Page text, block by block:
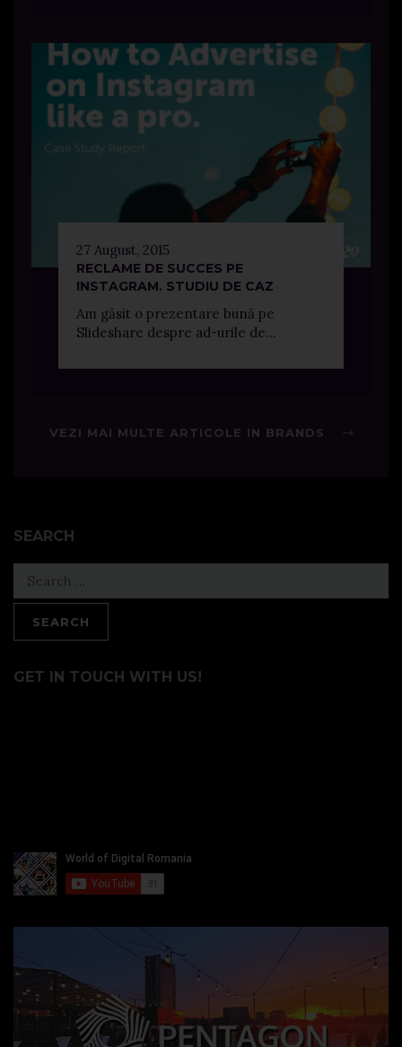
27 August, 2015
RECLAME DE SUCCES PE
INSTAGRAM. STUDIU DE CAZ
Am găsit o prezentare bună pe
Slideshare despre ad-urile de...
VEZI MAI MULTE ARTICOLE IN BRANDS
SEARCH
for:
GET IN TOUCH WITH US!